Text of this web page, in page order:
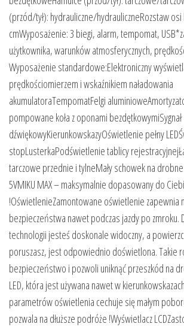
(przód/tył): hydrauliczne/hydrauliczneRozstaw osi
cmWyposażenie: 3 biegi, alarm, tempomat,
użytkownika, warunków atmosferycznych,
Wyposażenie standardowe:Elektroniczny
prędkościomierzem i wskaźnikiem naładowania
akumulatoraTempomatFelgi
pompowane koła z oponami bezdętkowymiSygnał
dźwiękowyKierunkowskazyOświetlenie pełny
stopLusterkaPodświetlenie tablicy
tarczowe przednie i tylneMały schowek na drobne
5VMIKU MAX – maksymalnie dopasowany do
!OświetlenieZamontowane oświetlenie zapewnia
bezpieczeństwa nawet podczas jazdy po zmroku.
technologii jesteś doskonale widoczny, a
poruszasz, jest odpowiednio doświetlona. Takie
bezpieczeństwo i pozwoli uniknąć przeszkód na
LED, która jest używana nawet w
parametrów oświetlenia cechuje się małym
pozwala na dłuższe podróże !Wyświetlacz